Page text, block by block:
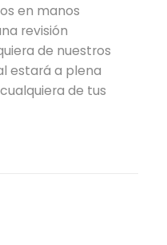
en manos
revisión
de nuestros
estará a plena
de tus